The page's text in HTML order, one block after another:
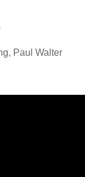
Paul Walter